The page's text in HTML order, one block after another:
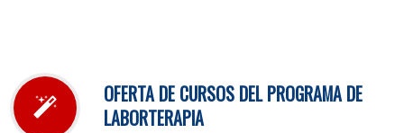
OFERTA DE CURSOS DEL PROGRAMA DE
LABORTERAPIA